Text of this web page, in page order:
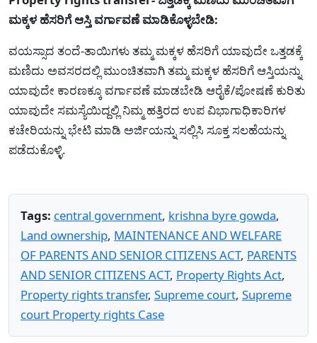
ಮಕ್ಕಳ ಹೆಸರಿಗೆ ಆಸ್ತಿ ವರ್ಗಾವಣೆ ಮಾಡಿಕೊಳ್ಳಬೇಡಿ:
ವಯಸ್ಸಾದ ತಂದೆ-ತಾಯಿಗಳು ತಮ್ಮ ಮಕ್ಕಳ ಹೆಸರಿಗೆ ಯಾವುದೇ ಒತ್ತಡಕ್ಕೆ
ಮಣಿದು ಅವಸರದಲ್ಲಿ ಮುಂಚಿತವಾಗಿ ತಮ್ಮ ಮಕ್ಕಳ ಹೆಸರಿಗೆ ಆಸ್ತಿಯನ್ನು
ಯಾವುದೇ ಕಾರಣಕ್ಕೂ ವರ್ಗಾವಣೆ ಮಾಡಬೇಡಿ ಆರೈಕೆ/ಪೋಷಣೆ ಕುರಿತು
ಯಾವುದೇ ಸಮಸ್ಯೆಯಿದ್ದಲ್ಲಿ ನಿಮ್ಮ ಹತ್ತಿರದ ಉಪ ವಿಭಾಗಾಧಿಕಾರಿಗಳ
ಕಚೇರಿಯನ್ನು ಭೇಟಿ ಮಾಡಿ ಅರ್ಜಿಯನ್ನು ಸಲ್ಲಿಸಿ ಸೂಕ್ತ ಸಲಹೆಯನ್ನು
ಪಡೆದುಕೊಳ್ಳಿ.
Tags: central government, krishna byre gowda,
Land ownership, MAINTENANCE AND WELFARE
OF PARENTS AND SENIOR CITIZENS ACT, PARENTS
AND SENIOR CITIZENS ACT, Property Rights Act,
Property rights transfer, Supreme court, Supreme
court Property rights Case